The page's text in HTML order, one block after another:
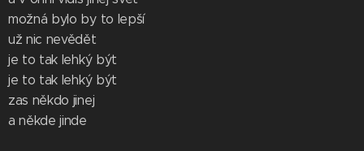
možná bylo by to lepší
už nic nevědět
je to tak lehký být
je to tak lehký být
zas někdo jinej
a někde jinde